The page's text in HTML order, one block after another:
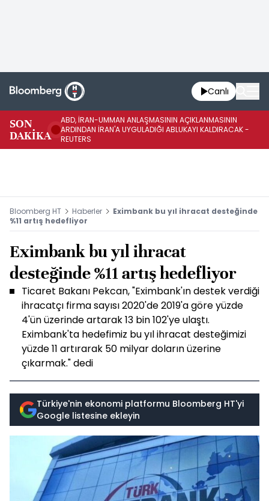
Canlı
SON
DAKİKA
ABD, İRAN-UMMAN ANLAŞMASININ AÇIKLANMASININ
ARDINDAN İRAN'A UYGULADIĞI ABLUKAYI KALDIRACAK -
REUTERS
Bloomberg HT Haberler
Eximbank bu yıl ihracat desteğinde
%11 artış hedefliyor
Eximbank bu yıl ihracat
desteğinde %11 artış hedefliyor
Ticaret Bakanı Pekcan, "Eximbank'ın destek verdiği
ihracatçı firma sayısı 2020'de 2019'a göre yüzde
4'ün üzerinde artarak 13 bin 102'ye ulaştı.
Eximbank'ta hedefimiz bu yıl ihracat desteğimizi
yüzde 11 artırarak 50 milyar doların üzerine
çıkarmak." dedi
Türkiye'nin ekonomi platformu Bloomberg HT'yi
Google listesine ekleyin